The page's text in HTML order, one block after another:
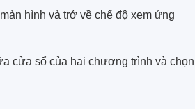
hình và trở về chế độ xem ứng
cửa sổ của hai chương trình và chọn